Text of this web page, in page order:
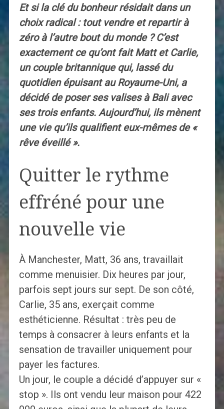
Et si la clé du bonheur résidait dans un
choix radical : tout vendre et repartir à
zéro à l’autre bout du monde ? C’est
exactement ce qu’ont fait Matt et Carlie,
un couple britannique qui, lassé du
quotidien épuisant au Royaume-Uni, a
décidé de poser ses valises à Bali avec
ses trois enfants. Aujourd’hui, ils mènent
une vie qu’ils qualifient eux-mêmes de «
rêve éveillé ».
Quitter le rythme
effréné pour une
nouvelle vie
À Manchester, Matt, 36 ans, travaillait
comme menuisier. Dix heures par jour,
parfois sept jours sur sept. De son côté,
Carlie, 35 ans, exerçait comme
esthéticienne. Résultat : très peu de
temps à consacrer à leurs enfants et la
sensation de travailler uniquement pour
payer les factures.
Un jour, le couple a décidé d’appuyer sur «
stop ». Ils ont vendu leur maison pour 422